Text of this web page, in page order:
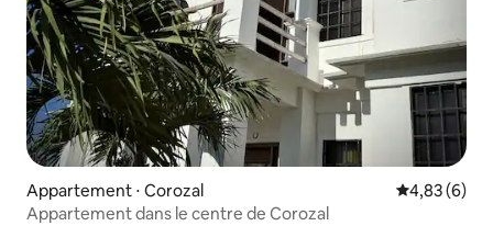
Appartement ⋅ Corozal Évaluation
4,83 (6)
Appartement dans le centre de Corozal